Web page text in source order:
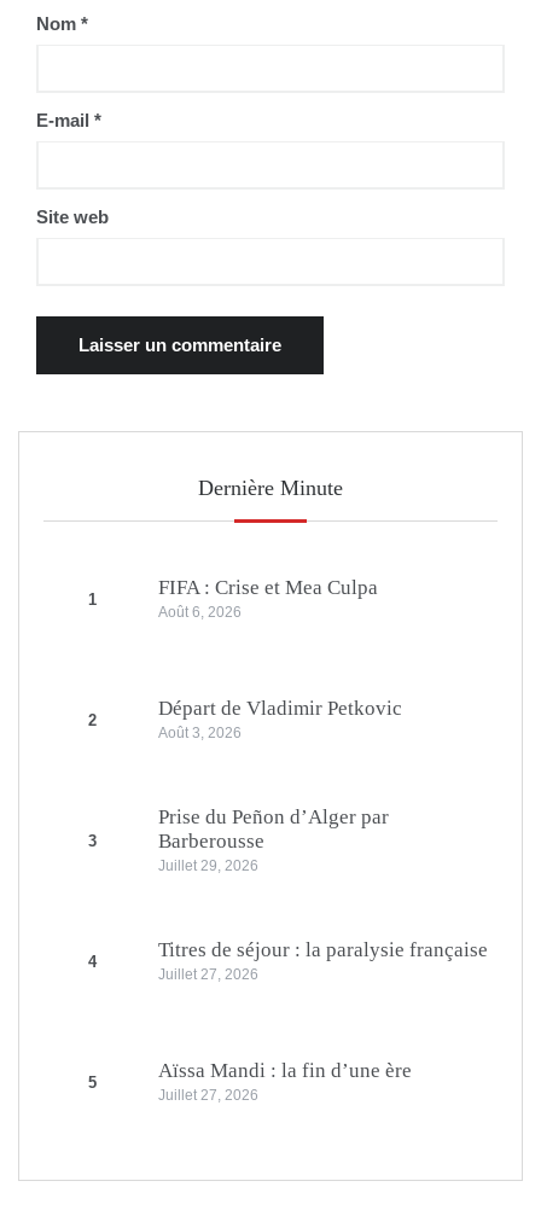
Nom *
E-mail *
Site web
Dernière Minute
1
FIFA : Crise et Mea Culpa
Août 6, 2026
2
Départ de Vladimir Petkovic
Août 3, 2026
3
Prise du Peñon d’Alger par
Barberousse
Juillet 29, 2026
4
Titres de séjour : la paralysie française
Juillet 27, 2026
5
Aïssa Mandi : la fin d’une ère
Juillet 27, 2026